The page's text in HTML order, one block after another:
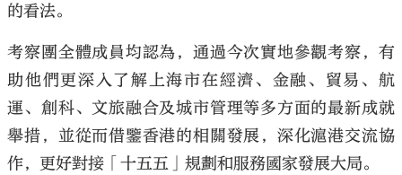
的看法。
考察團全體成員均認為，通過今次實地參觀考察，有
助他們更深入了解上海市在經濟、金融、貿易、航
運、創科、文旅融合及城市管理等多方面的最新成就
舉措，並從而借鑒香港的相關發展，深化滬港交流協
作，更好對接「十五五」規劃和服務國家發展大局。